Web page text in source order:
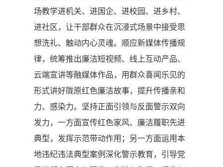
场教学进机关、进国企、进校园、进乡村、
进社区，让干部群众在沉浸式场景中接受思
想洗礼、触动内心灵魂。顺应新媒体传播规
律，统筹推出廉洁短视频、线上互动产品、
云端宣讲等融媒体作品，用群众喜闻乐见的
形式讲好陇原红色廉洁故事，提升传播亲和
力、感染力。坚持正面引领与反面警示双向
发力，一方面宣传红色家风、廉洁履职先进
典型，发挥示范带动作用；另一方面运用本
地违纪违法典型案例深化警示教育，引导党